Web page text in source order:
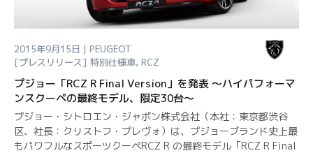
2015年9月15日 | PEUGEOT
[プレスリリース] 特別仕様車, RCZ
プジョー「RCZ R Final Version」を発表 ～ハイパフォーマ
ンスクーペの最終モデル、限定30台～
プジョー・シトロエン・ジャポン株式会社（本社：東京都渋谷
区、社長：クリストフ・プレヴォ）は、プジョーブランド史上最
もパワフルなスポーツクーペRCZ R の最終モデル「RCZ R Final